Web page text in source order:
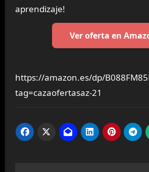
aprendizaje!
Ver oferta en
https://amazon.es/dp/
tag=cazaofertasaz-21